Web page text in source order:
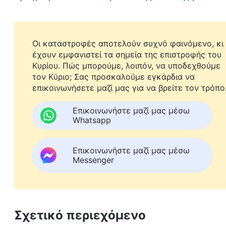
τιμωρήθηκαν και καταδικάστηκαν σε
βαθμό, έχει διαδραματίσει θετικό ρόλο και
τέτοιες πληροφορίες, δεν μπορέσαμε παρά να
ευχαριστήσαμε τον Θεό που εισάκουσε τις
προς τον Θεό προέκυψαν αυθόρμητα στην
που Του ανήκουν, πόσο μάλλον να χαριστεί
αντιστέκεται. Ο Θεός είναι πανταχού παρών
να παρεμποδιστεί από καμία εχθρική δύναμη.
όπου τιμωρείται το κακό. Πιστεύουμε ότι και
μας. Έτσι, συλλέξαμε πολλές περιπτώσεις
κοινοτήτων και διαφόρων χριστιανικών
συλλέξει πάνω από δέκα χιλιάδες περιπτώσεις
Οι καταστροφές αποτελούν συχνό φαινόμενο, κι
έχουν εμφανιστεί τα σημεία της επιστροφής του
Κυρίου. Πώς μπορούμε, λοιπόν, να υποδεχθούμε
τον Κύριο; Σας προσκαλούμε εγκάρδια να
επικοινωνήσετε μαζί μας για να βρείτε τον τρόπο.
Επικοινωνήστε μαζί μας μέσω
Whatsapp
Επικοινωνήστε μαζί μας μέσω
Messenger
Σχετικό περιεχόμενο